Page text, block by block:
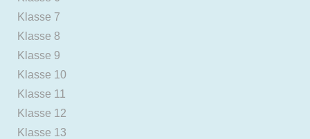
Klasse 7
Klasse 8
Klasse 9
Klasse 10
Klasse 11
Klasse 12
Klasse 13